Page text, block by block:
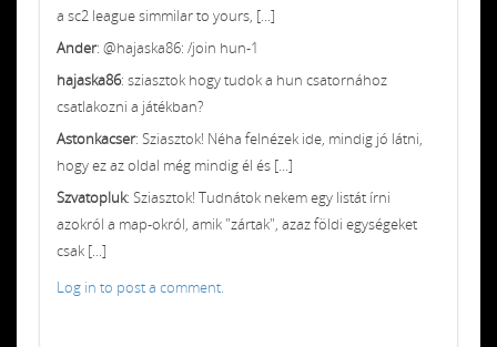
a sc2 league simmilar to yours, [...]
Ander: @hajaska86: /join hun-1
hajaska86: sziasztok hogy tudok a hun csatornához
csatlakozni a játékban?
Astonkacser: Sziasztok! Néha felnézek ide, mindig jó látni,
hogy ez az oldal még mindig él és [...]
Szvatopluk: Sziasztok! Tudnátok nekem egy listát írni
azokról a map-okról, amik "zártak", azaz földi egységeket
csak [...]
Log in to post a comment.